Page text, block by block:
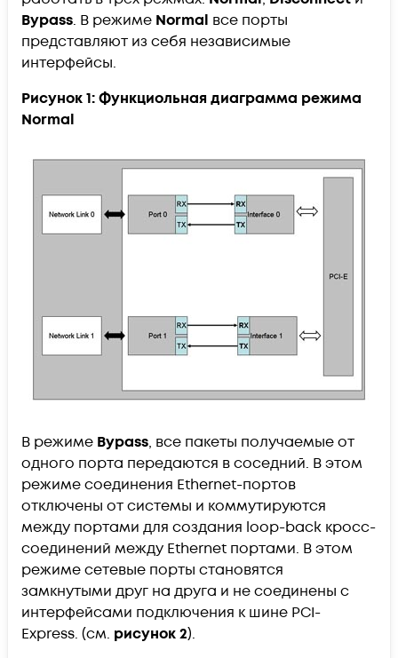
Bypass. В режиме Normal все порты
представляют из себя независимые
интерфейсы.
Рисунок 1: Функциольная диаграмма режима
Normal
В режиме Bypass, все пакеты получаемые от
одного порта передаются в соседний. В этом
режиме соединения Ethernet-портов
отключены от системы и коммутируются
между портами для создания loop-back кросс-
соединений между Ethernet портами. В этом
режиме сетевые порты становятся
замкнутыми друг на друга и не соединены с
интерфейсами подключения к шине PCI-
Express. (см. рисунок 2).